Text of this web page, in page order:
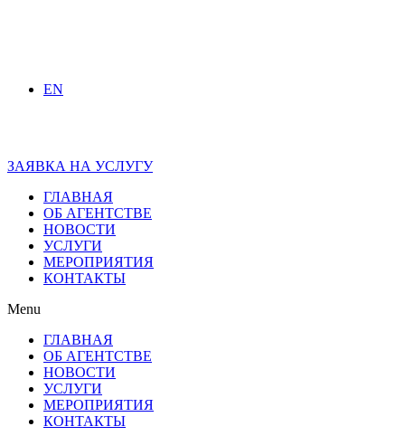
EN
ЗАЯВКА НА УСЛУГУ
ГЛАВНАЯ
ОБ АГЕНТСТВЕ
НОВОСТИ
УСЛУГИ
МЕРОПРИЯТИЯ
КОНТАКТЫ
Menu
ГЛАВНАЯ
ОБ АГЕНТСТВЕ
НОВОСТИ
УСЛУГИ
МЕРОПРИЯТИЯ
КОНТАКТЫ